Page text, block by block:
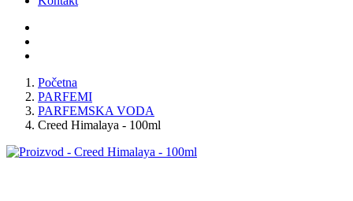
Početna
PARFEMI
PARFEMSKA VODA
Creed Himalaya - 100ml